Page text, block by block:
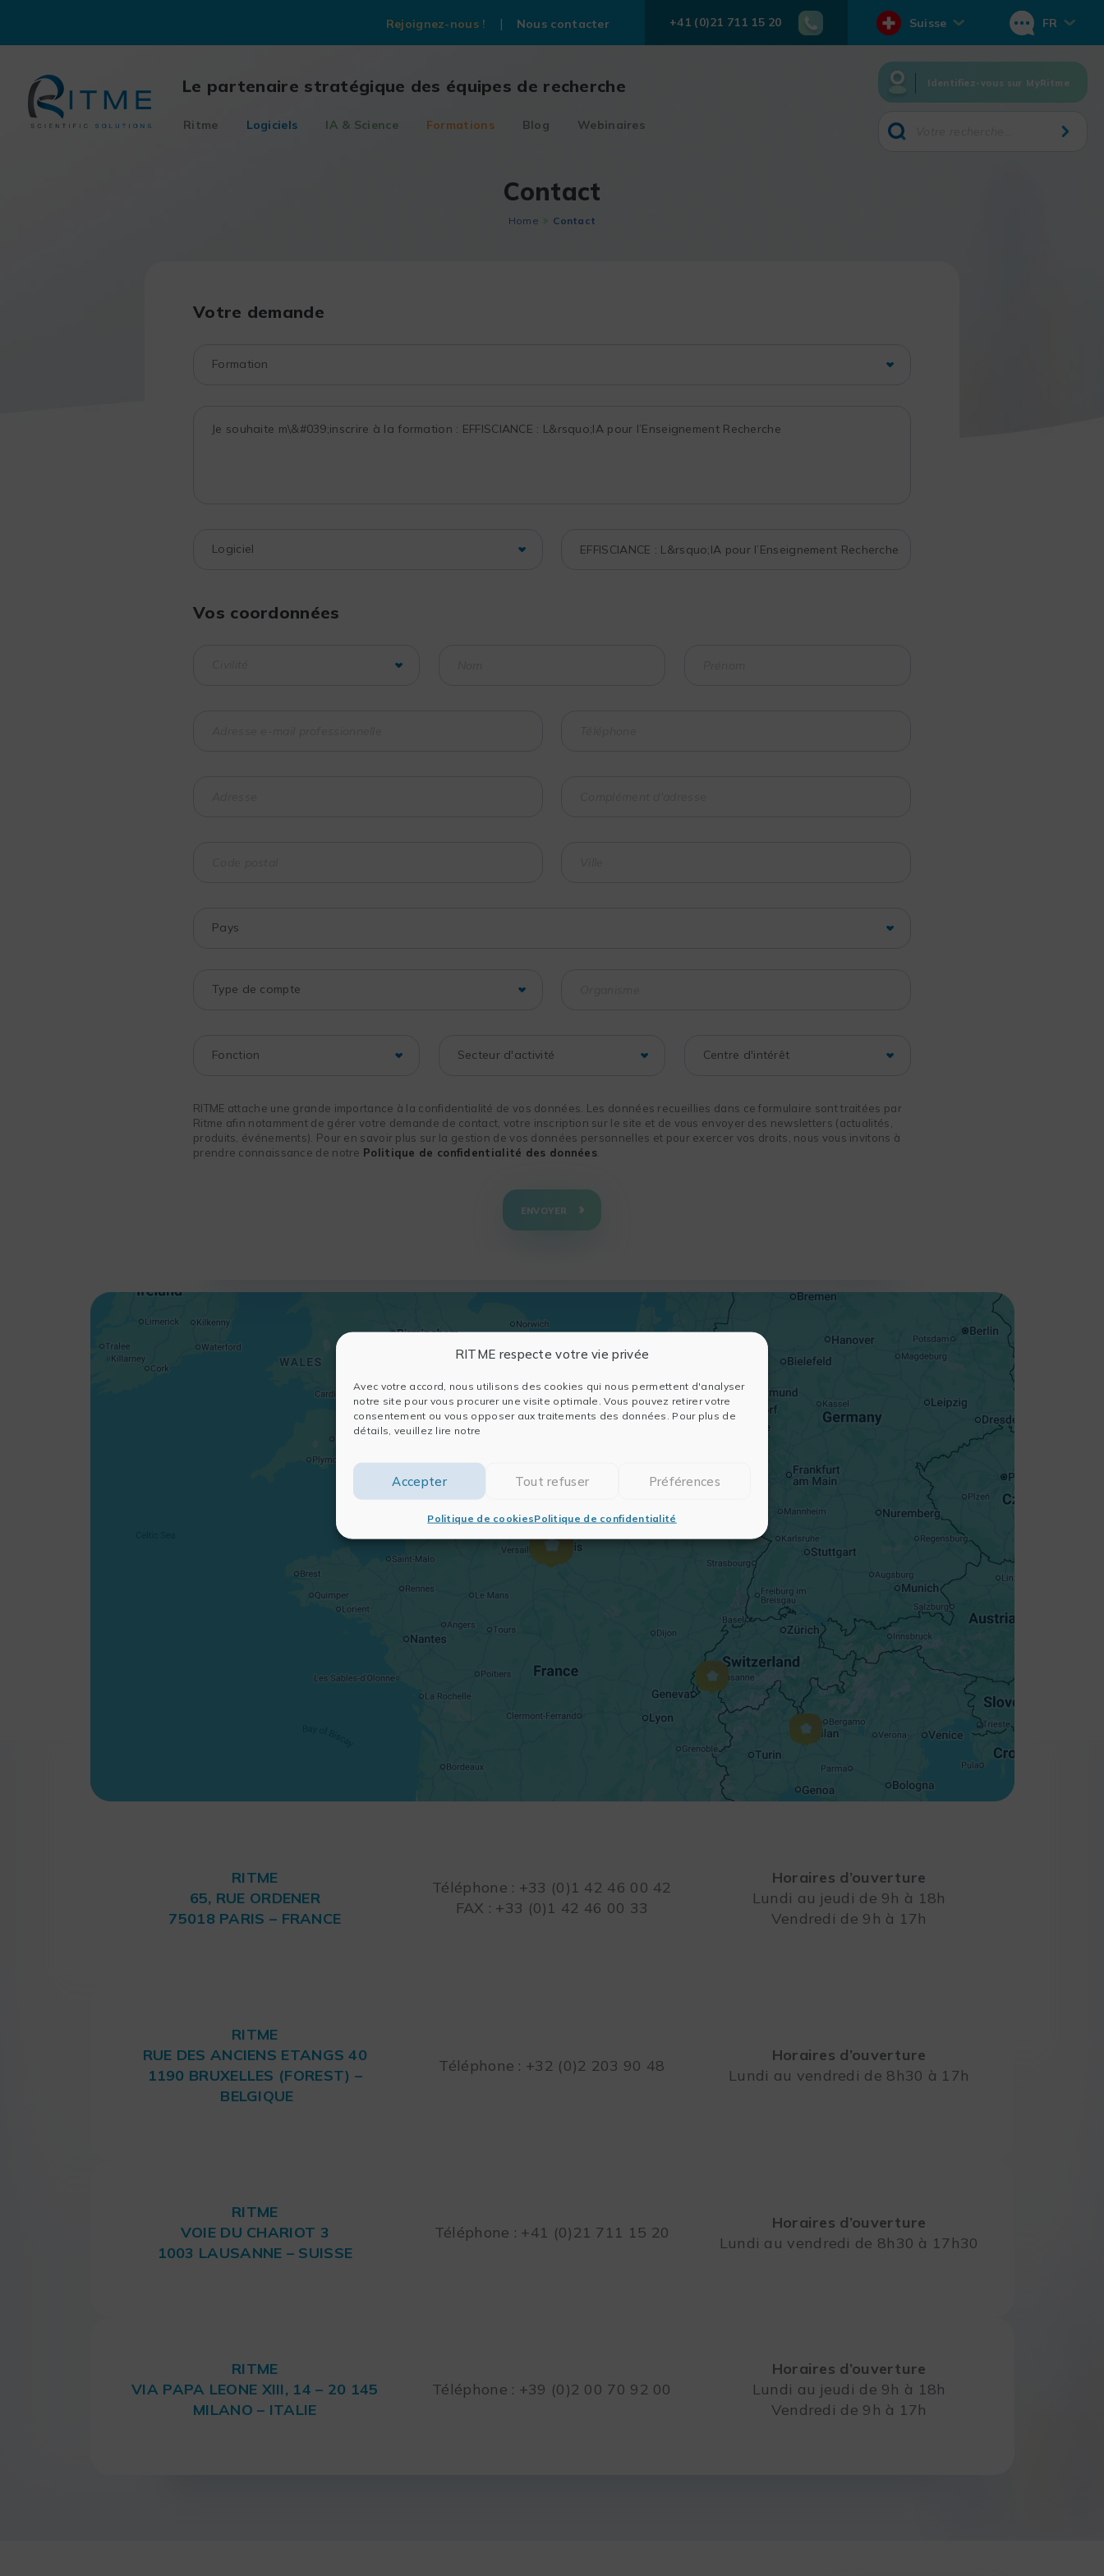
RITME respecte votre vie privée
Avec votre accord, nous utilisons des cookies qui nous permettent d'analyser
notre site pour vous procurer une visite optimale. Vous pouvez retirer votre
consentement ou vous opposer aux traitements des données. Pour plus de
détails, veuillez lire notre
Accepter Tout refuser Préférences
Politique de cookiesPolitique de confidentialité
content
Rejoignez-nous ! Nous contacter +41 (0)21 711 15 20 Suisse FR
Le partenaire stratégique des équipes de recherche
Ritme Logiciels IA & Science Formations Blog Webinaires
Identifiez-vous sur MyRitme
Contact
Home Contact
Votre demande
Vos coordonnées
RITME attache une grande importance à la confidentialité de vos données. Les données recueillies dans ce formulaire sont traitées par
Ritme afin notamment de gérer votre demande de contact, votre inscription sur le site et de vous envoyer des newsletters (actualités,
produits, événements). Pour en savoir plus sur la gestion de vos données personnelles et pour exercer vos droits, nous vous invitons à
prendre connaissance de notre Politique de confidentialité des données
ENVOYER
RITME
65, RUE ORDENER
75018 PARIS – FRANCE
Téléphone : +33 (0)1 42 46 00 42
FAX : +33 (0)1 42 46 00 33
Horaires d’ouverture
Lundi au jeudi de 9h à 18h
Vendredi de 9h à 17h
RITME
RUE DES ANCIENS ETANGS 40
1190 BRUXELLES (FOREST) –
BELGIQUE
Téléphone : +32 (0)2 203 90 48
Horaires d’ouverture
Lundi au vendredi de 8h30 à 17h
RITME
VOIE DU CHARIOT 3
1003 LAUSANNE – SUISSE
Téléphone : +41 (0)21 711 15 20
Horaires d’ouverture
Lundi au vendredi de 8h30 à 17h30
RITME
VIA PAPA LEONE XIII, 14 – 20 145
MILANO – ITALIE
Téléphone : +39 (0)2 00 70 92 00
Horaires d’ouverture
Lundi au jeudi de 9h à 18h
Vendredi de 9h à 17h